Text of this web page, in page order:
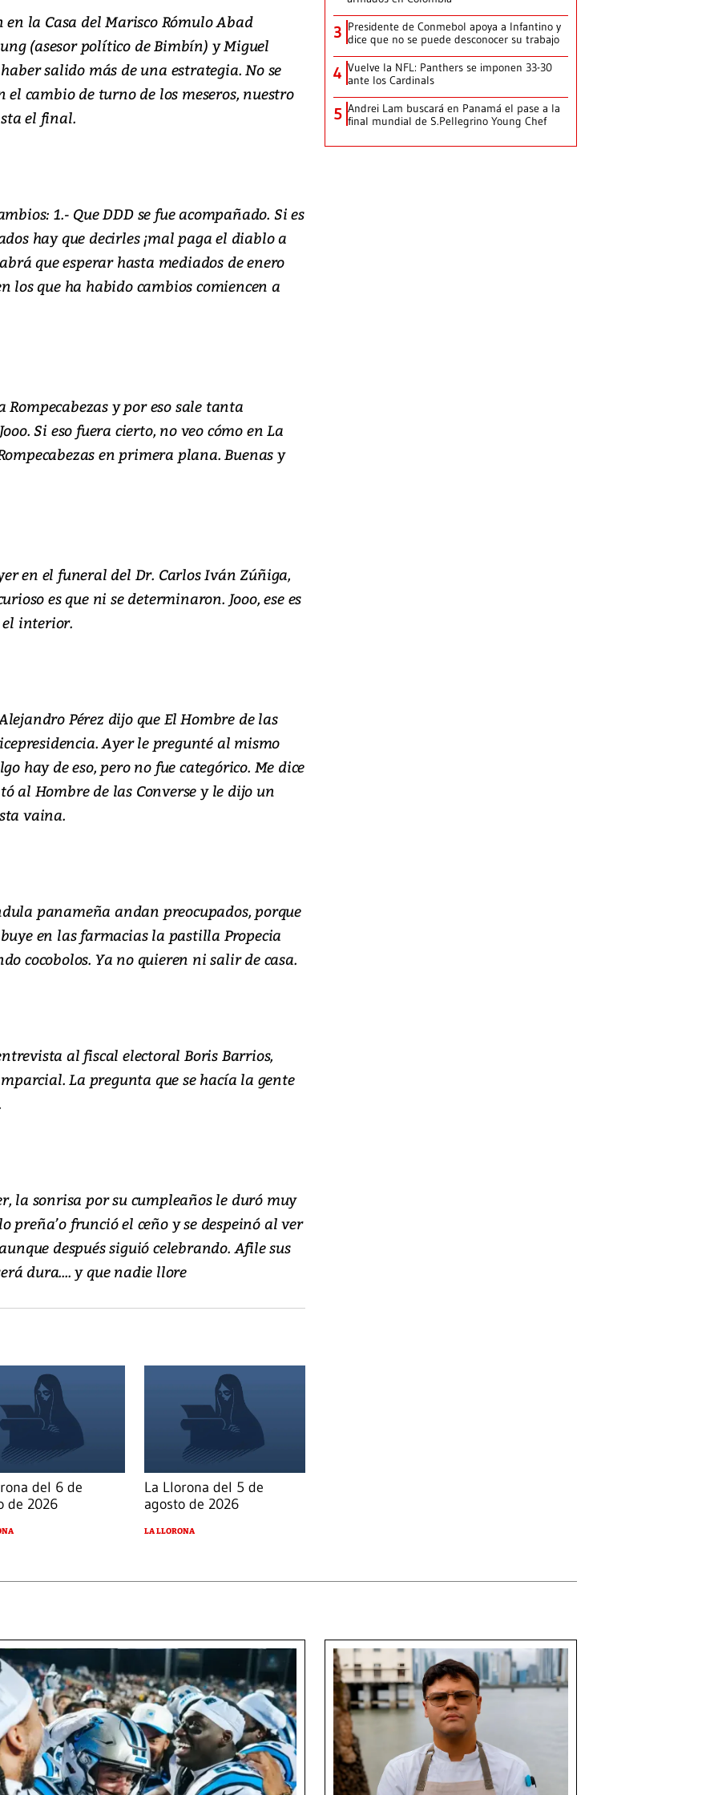
la Casa del Marisco Rómulo Abad
(asesor político de Bimbín) y Miguel
salido más de una estrategia. No se
el cambio de turno de los meseros, nuestro
el final.
1.- Que DDD se fue acompañado. Si es
hay que decirles ¡mal paga el diablo a
que esperar hasta mediados de enero
los que ha habido cambios comiencen a
y por eso sale tanta
Si eso fuera cierto, no veo cómo en La
en primera plana. Buenas y
en el funeral del Dr. Carlos Iván Zúñiga,
es que ni se determinaron. Jooo, ese es
el interior.
Pérez dijo que El Hombre de las
Ayer le pregunté al mismo
hay de eso, pero no fue categórico. Me dice
al Hombre de las Converse y le dijo un
vaina.
panameña andan preocupados, porque
en las farmacias la pastilla Propecia
cocobolos. Ya no quieren ni salir de casa.
al fiscal electoral Boris Barrios,
La pregunta que se hacía la gente
la sonrisa por su cumpleaños le duró muy
frunció el ceño y se despeinó al ver
después siguió celebrando. Afile sus
dura.... y que nadie llore
del 6 de
de 2026
La Llorona del 5 de
agosto de 2026
LA LLORONA
3 Presidente de Conmebol apoya a Infantino y
dice que no se puede desconocer su trabajo
4 Vuelve la NFL: Panthers se imponen 33-30
ante los Cardinals
5 Andrei Lam buscará en Panamá el pase a la
final mundial de S.Pellegrino Young Chef